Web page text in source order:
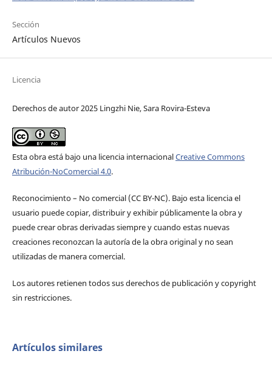
Sección
Artículos Nuevos
Licencia
Derechos de autor 2025 Lingzhi Nie, Sara Rovira-Esteva
Esta obra está bajo una licencia internacionalCreative Commons
Atribución-NoComercial 4.0.
Reconocimiento – No comercial (CC BY-­NC). Bajo esta licencia el
usuario puede copiar, distribuir y exhibir públicamente la obra y
puede crear obras derivadas siempre y cuando estas nuevas
creaciones reconozcan la autoría de la obra original y no sean
utilizadas de manera comercial.
Los autores retienen todos sus derechos de publicación y copyright
sin restricciones.
Artículos similares